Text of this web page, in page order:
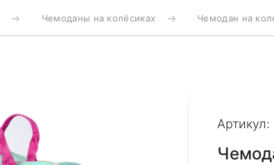
Чемоданы на колёсиках Чемодан на
Артикул: